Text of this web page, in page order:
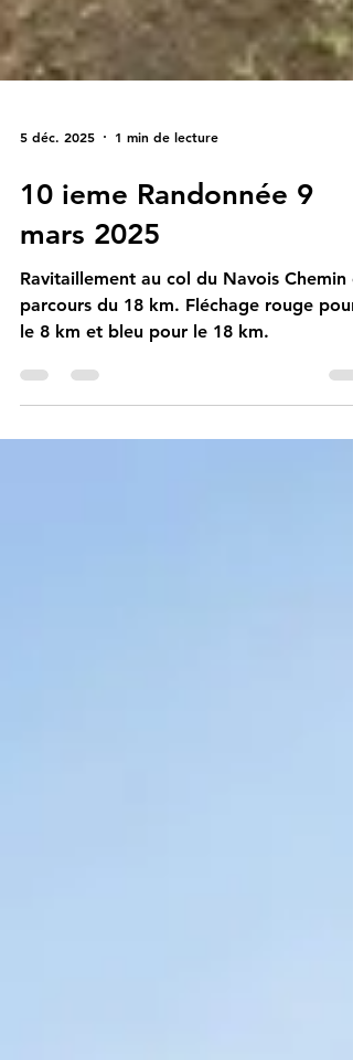
5 déc. 2025 1 min de lecture
10 ieme Randonnée 9
mars 2025
Ravitaillement au col du Navois Chemin
le 8 km et bleu pour le 18 km.